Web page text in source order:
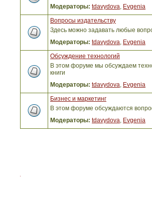
Модераторы: tdavydova, Evgenia
Вопросы издательству
Здесь можно задавать любые
Модераторы: tdavydova, Evgenia
Обсуждение технологий
В этом форуме мы обсуждаем
книги
Модераторы: tdavydova, Evgenia
Бизнес и маркетинг
В этом форуме обсуждаются
Модераторы: tdavydova, Evgenia